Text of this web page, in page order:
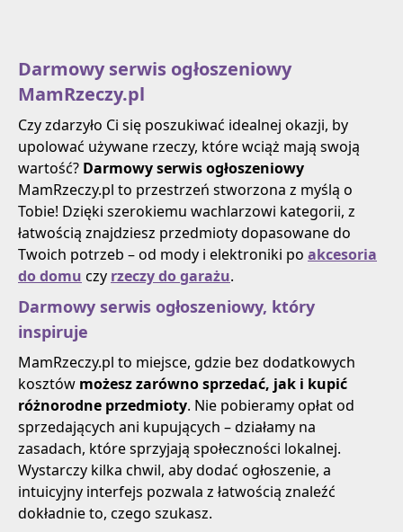
Darmowy serwis ogłoszeniowy
MamRzeczy.pl
Czy zdarzyło Ci się poszukiwać idealnej okazji, by
upolować używane rzeczy, które wciąż mają swoją
wartość? Darmowy serwis ogłoszeniowy
MamRzeczy.pl to przestrzeń stworzona z myślą o
Tobie! Dzięki szerokiemu wachlarzowi kategorii, z
łatwością znajdziesz przedmioty dopasowane do
Twoich potrzeb – od mody i elektroniki po akcesoria
do domu czy rzeczy do garażu.
Darmowy serwis ogłoszeniowy, który
inspiruje
MamRzeczy.pl to miejsce, gdzie bez dodatkowych
kosztów możesz zarówno sprzedać, jak i kupić
różnorodne przedmioty. Nie pobieramy opłat od
sprzedających ani kupujących – działamy na
zasadach, które sprzyjają społeczności lokalnej.
Wystarczy kilka chwil, aby dodać ogłoszenie, a
intuicyjny interfejs pozwala z łatwością znaleźć
dokładnie to, czego szukasz.